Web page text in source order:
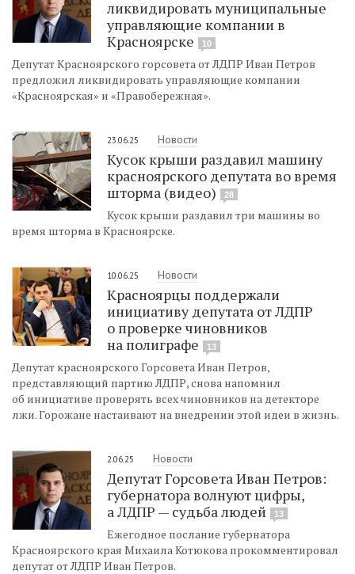
ликвидировать муниципальные
управляющие компании в
Красноярске
10
Депутат Красноярского горсовета от ЛДПР Иван Петров
предложил ликвидировать управляющие компании
«Красноярская» и «Правобережная».
23.06.25 Новости
Кусок крыши раздавил машину
красноярского депутата во время
шторма (видео)
28
Кусок крыши раздавил три машины во
время шторма в Красноярске.
10.06.25 Новости
Красноярцы поддержали
инициативу депутата от ЛДПР
о проверке чиновников
на полиграфе
13
Депутат красноярского Горсовета Иван Петров,
представляющий партию ЛДПР, снова напомнил
об инициативе проверять всех чиновников на детекторе
лжи. Горожане настаивают на внедрении этой идеи в жизнь.
2.06.25 Новости
Депутат Горсовета Иван Петров:
губернатора волнуют цифры,
а ЛДПР — судьба людей
13
Ежегодное послание губернатора
Красноярского края Михаила Котюкова прокомментировал
депутат от ЛДПР Иван Петров.